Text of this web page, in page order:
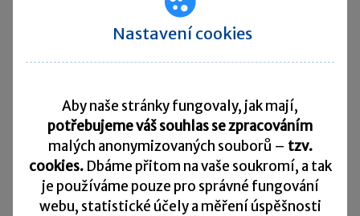
Zanechte komentář
Diskuse neslouží jako právní, daňová či účetní poradna. Je
vyhrazena pro vzájemnou komunikaci čtenářů.
Nastavení cookies
Aby naše stránky fungovaly, jak mají,
potřebujeme váš souhlas se zpracováním
malých anonymizovaných souborů – tzv.
cookies. Dbáme přitom na vaše soukromí, a tak
je používáme pouze pro správné fungování
webu, statistické účely a měření úspěšnosti